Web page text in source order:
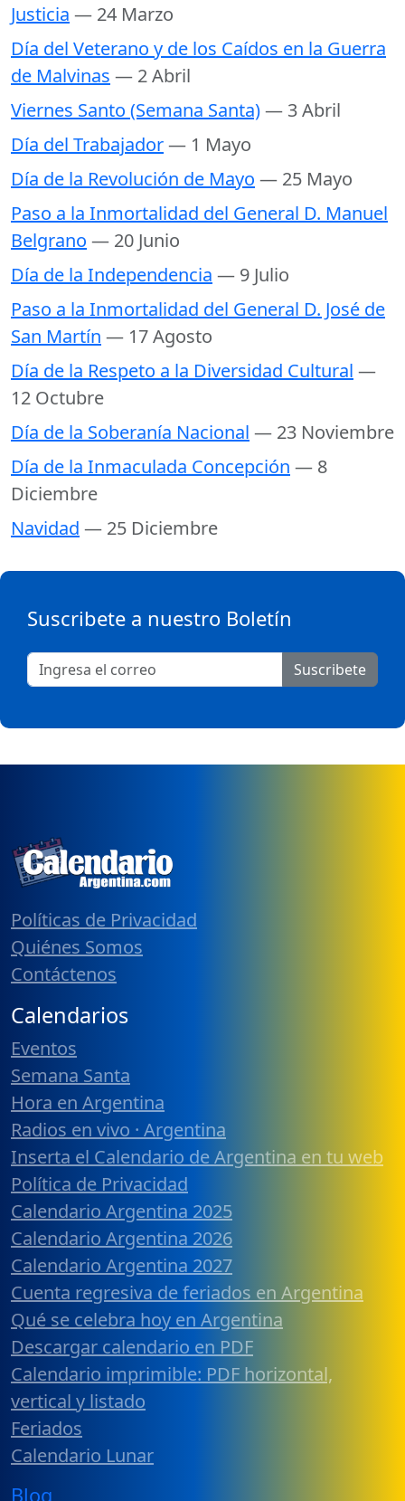
Justicia — 24 Marzo
Día del Veterano y de los Caídos en la Guerra
de Malvinas — 2 Abril
Viernes Santo (Semana Santa)— 3 Abril
Día del Trabajador— 1 Mayo
Día de la Revolución de Mayo — 25 Mayo
Paso a la Inmortalidad del General D. Manuel
Belgrano — 20 Junio
Día de la Independencia — 9 Julio
Paso a la Inmortalidad del General D. José de
San Martín — 17 Agosto
Día de la Respeto a la Diversidad Cultural —
12 Octubre
Día de la Soberanía Nacional — 23 Noviembre
Día de la Inmaculada Concepción — 8
Diciembre
Navidad — 25 Diciembre
Suscribete a nuestro Boletín
Suscribete
Políticas de Privacidad
Quiénes Somos
Contáctenos
Calendarios
Eventos
Semana Santa
Hora en Argentina
Radios en vivo · Argentina
Inserta el Calendario de Argentina en tu web
Política de Privacidad
Calendario Argentina 2025
Calendario Argentina 2026
Calendario Argentina 2027
Cuenta regresiva de feriados en Argentina
Qué se celebra hoy en Argentina
Descargar calendario en PDF
Calendario imprimible: PDF horizontal,
vertical y listado
Feriados
Calendario Lunar
Blog